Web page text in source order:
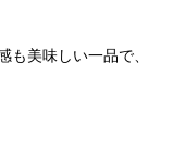
も美味しい一品で、